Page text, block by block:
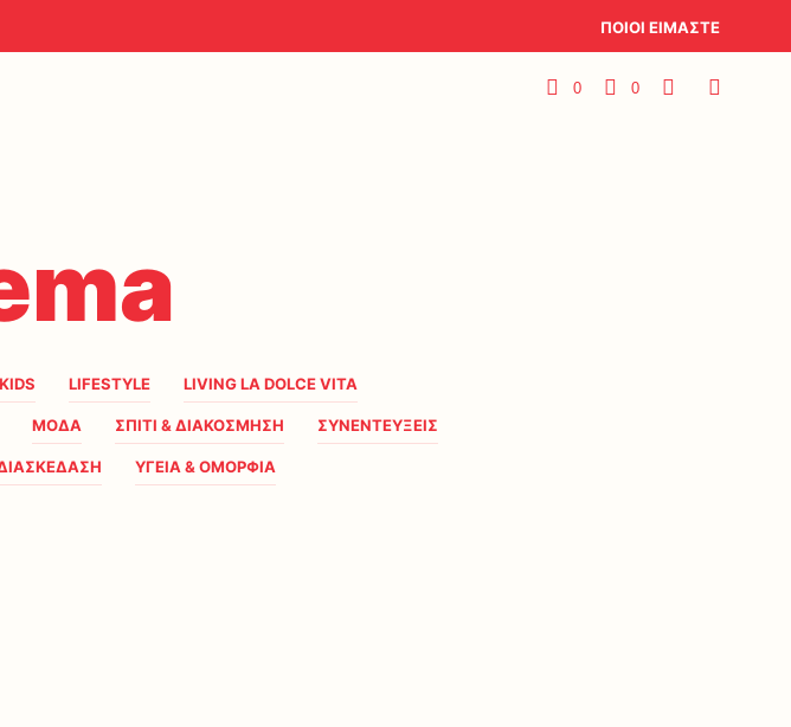
ΠΟΙΟΙ ΕΙΜΑΣΤΕ
0 0
KIDS LIFESTYLE LIVING LA DOLCE VITA
ΜΟΔΑ ΣΠΙΤΙ & ΔΙΑΚΟΣΜΗΣΗ ΣΥΝΕΝΤΕΥΞΕΙΣ
ΔΙΑΣΚΕΔΑΣΗ ΥΓΕΙΑ & ΟΜΟΡΦΙΑ